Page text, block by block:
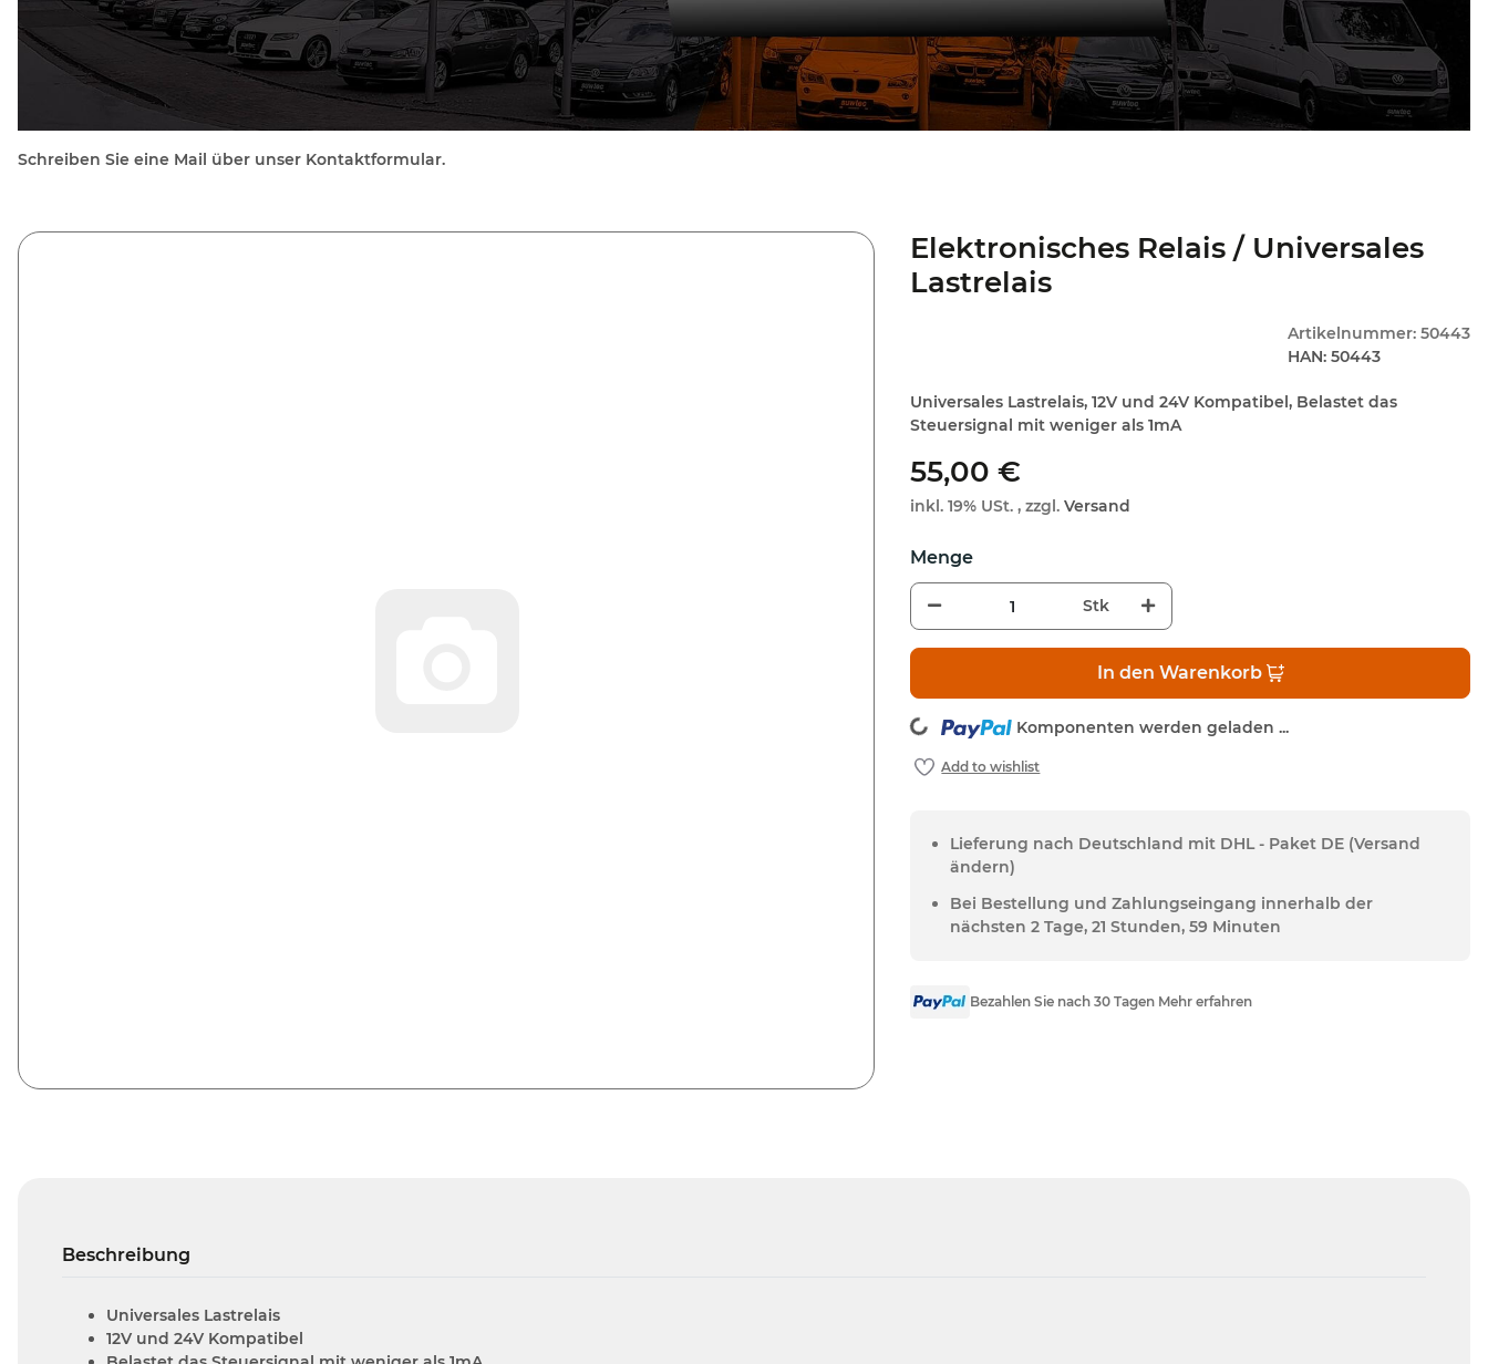
Schreiben Sie eine Mail über unser Kontaktformular.
Elektronisches Relais / Universales
Lastrelais
Artikelnummer: 50443
HAN: 50443
Universales Lastrelais, 12V und 24V Kompatibel, Belastet das
Steuersignal mit weniger als 1mA
55,00 €
inkl. 19% USt. , zzgl.Versand
Stk
In den Warenkorb
Loading... Komponenten werden geladen ...
Lieferung nach Deutschland mit DHL - Paket DE (Versand
ändern)
Bei Bestellung und Zahlungseingang innerhalb der
nächsten 2 Tage, 21 Stunden, 59 Minuten
Bezahlen Sie nach 30 Tagen Mehr erfahren
Beschreibung
Universales Lastrelais
12V und 24V Kompatibel